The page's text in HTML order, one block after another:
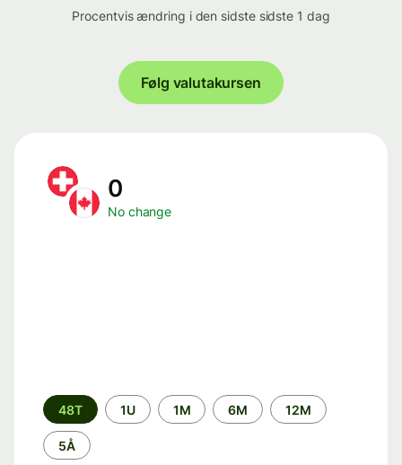
Procentvis ændring i den sidste sidste 1 dag
Følg valutakursen
0
No change
Time
period
48T 1U 1M 6M 12M
5Å